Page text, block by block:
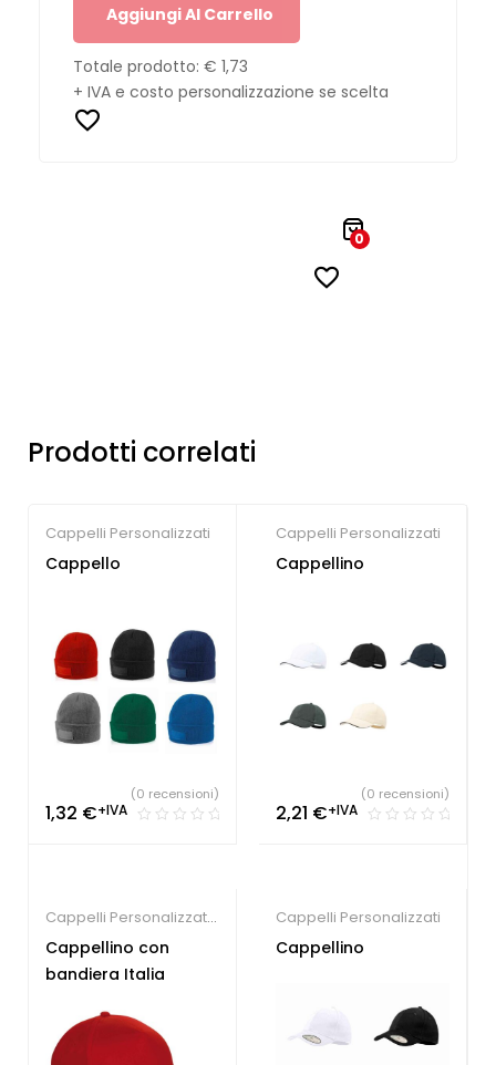
Aggiungi Al Carrello
Totale prodotto: € 1,73
+ IVA e costo personalizzazione se scelta
0
Prodotti correlati
Cappelli Personalizzati
Cappello
1,32 €+IVA
(0 recensioni)
Cappelli Personalizzati
Cappellino
2,21 €+IVA
(0 recensioni)
Cappelli Personalizzati,
Gadget Estate
Cappellino con
bandiera Italia
Cappelli Personalizzati
Cappellino